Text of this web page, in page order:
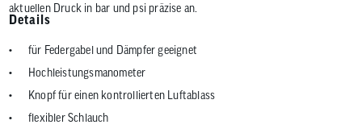
aktuellen Druck in bar und psi präzise an.
Details
für Federgabel und Dämpfer geeignet
Hochleistungsmanometer
Knopf für einen kontrollierten Luftablass
flexibler Schlauch